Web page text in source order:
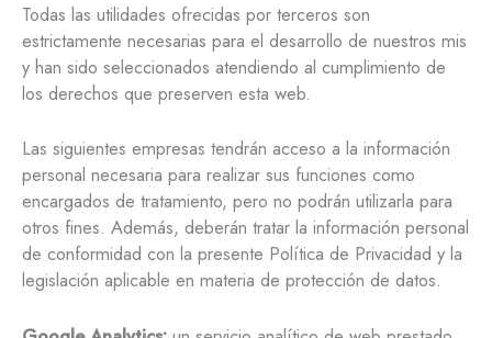
Todas las utilidades ofrecidas por terceros son
estrictamente necesarias para el desarrollo de nuestros mis
y han sido seleccionados atendiendo al cumplimiento de
los derechos que preserven esta web.
Las siguientes empresas tendrán acceso a la información
personal necesaria para realizar sus funciones como
encargados de tratamiento, pero no podrán utilizarla para
otros fines. Además, deberán tratar la información personal
de conformidad con la presente Política de Privacidad y la
legislación aplicable en materia de protección de datos.